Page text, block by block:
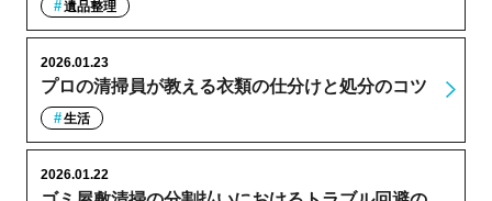
遺品整理
プロの清掃員が教える衣類の仕分けと処分のコツ
2026.01.23
生活
2026.01.22